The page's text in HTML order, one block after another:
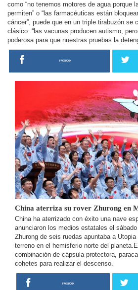
como “no tenemos motores de agua porque
permiten” o “las farmacéuticas están
cáncer”, puede que en un triple tirabuzón se
clásico: “las vacunas producen autismo,
poderosa para que nuestras pruebas la
FACEBOOK
China aterriza su rover Zhurong en
China ha aterrizado con éxito una nave
anunciaron los medios estatales el
Zhurong de seis ruedas apuntaba a
terreno en el hemisferio norte del
combinación de cápsula protectora,
cohetes para realizar el descenso.
FACEBOOK